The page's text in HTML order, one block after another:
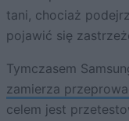
tani, chociaż
pojawić się
Tymczasem
zamierza
celem jest